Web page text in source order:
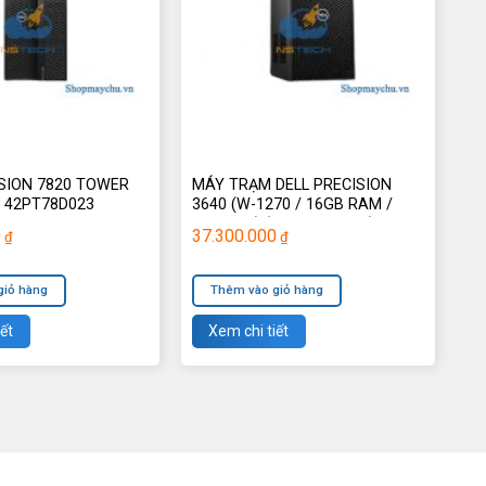
7820 TOWER
42PT78D023
₫
hàng
MÁY TRẠM DELL PRECISION
3640 (W-1270 / 16GB RAM /
37.300.000 ₫
Thêm vào giỏ hàng
Xem chi tiết